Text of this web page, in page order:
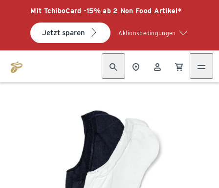
Mit TchiboCard -15% ab 2 Non Food Artikel*
Jetzt sparen Aktionsbedingungen